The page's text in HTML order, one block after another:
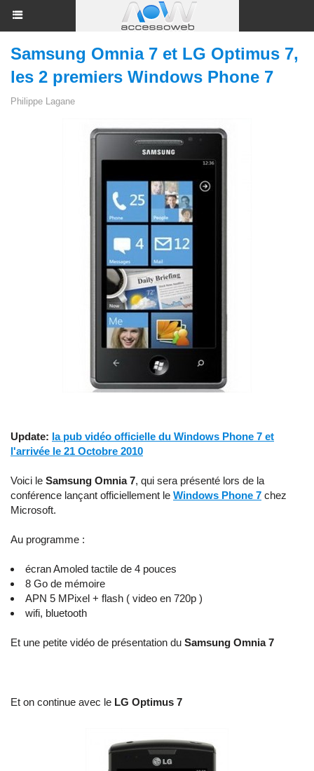
Samsung Omnia 7 et LG Optimus 7,
les 2 premiers Windows Phone 7
Philippe Lagane
Update: la pub vidéo officielle du Windows Phone 7 et
l'arrivée le 21 Octobre 2010
Voici le Samsung Omnia 7, qui sera présenté lors de la
conférence lançant officiellement le Windows Phone 7 chez
Microsoft.
Au programme :
écran Amoled tactile de 4 pouces
8 Go de mémoire
APN 5 MPixel + flash ( video en 720p )
wifi, bluetooth
Et une petite vidéo de présentation du Samsung Omnia 7
Et on continue avec le LG Optimus 7